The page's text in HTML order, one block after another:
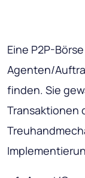
Eine P2P-
Agenten/
finden. Sie
Transaktionen